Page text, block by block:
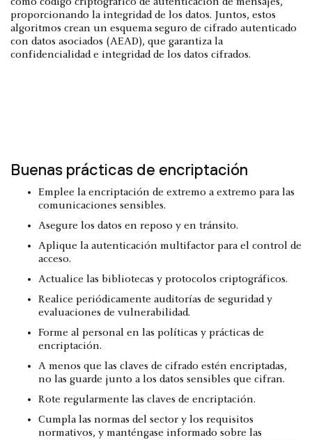
como código criptográfico de autenticación de mensajes,
proporcionando la integridad de los datos. Juntos, estos
algoritmos crean un esquema seguro de cifrado autenticado
con datos asociados (AEAD), que garantiza la
confidencialidad e integridad de los datos cifrados.
Buenas prácticas de encriptación
Emplee la encriptación de extremo a extremo para las
comunicaciones sensibles.
Asegure los datos en reposo y en tránsito.
Aplique la autenticación multifactor para el control de
acceso.
Actualice las bibliotecas y protocolos criptográficos.
Realice periódicamente auditorías de seguridad y
evaluaciones de vulnerabilidad.
Forme al personal en las políticas y prácticas de
encriptación.
A menos que las claves de cifrado estén encriptadas,
no las guarde junto a los datos sensibles que cifran.
Rote regularmente las claves de encriptación.
Cumpla las normas del sector y los requisitos
normativos, y manténgase informado sobre las